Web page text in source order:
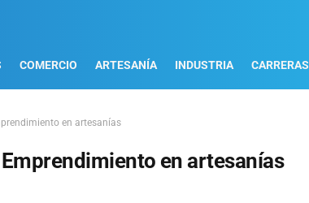
COMERCIO ARTESANÍA INDUSTRIA CARRERAS
en artesanías
Emprendimiento en artesanías